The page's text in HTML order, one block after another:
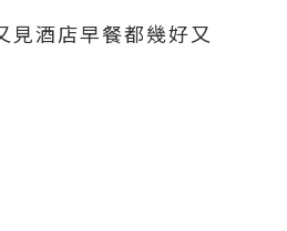
酒店早餐都幾好又